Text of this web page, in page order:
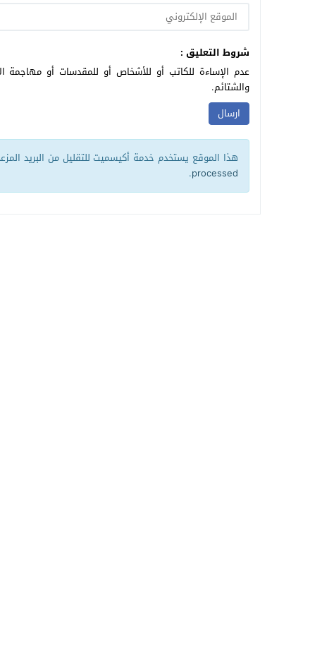
شروط التعليق :
عدم الإساءة للكاتب أو للأشخاص أو للمقدسات أو مهاجمة
والشتائم.
هذا الموقع يستخدم خدمة أكيسميت للتقليل من البريد
processed
.